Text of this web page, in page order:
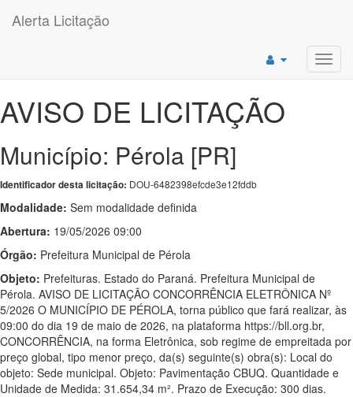
Alerta Licitação
AVISO DE LICITAÇÃO
Município: Pérola [PR]
Identificador desta licitação: DOU-6482398efcde3e12fddb
Modalidade: Sem modalidade definida
Abertura: 19/05/2026 09:00
Órgão: Prefeitura Municipal de Pérola
Objeto: Prefeituras. Estado do Paraná. Prefeitura Municipal de
Pérola. AVISO DE LICITAÇÃO CONCORRÊNCIA ELETRÔNICA Nº
5/2026 O MUNICÍPIO DE PÉROLA, torna público que fará realizar, às
09:00 do dia 19 de maio de 2026, na plataforma https://bll.org.br,
CONCORRÊNCIA, na forma Eletrônica, sob regime de empreitada por
preço global, tipo menor preço, da(s) seguinte(s) obra(s): Local do
objeto: Sede municipal. Objeto: Pavimentação CBUQ. Quantidade e
Unidade de Medida: 31.654,34 m². Prazo de Execução: 300 dias.